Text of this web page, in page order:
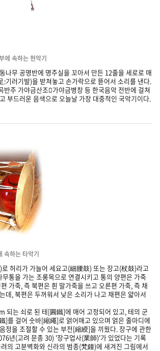
에 속하는 현악기
나무 공명반에 명주실을 꼬아서 만든 12줄을 세로로 매
:기러기발)을 받쳐놓고 손가락으로 뜯어서 소리를 낸다.
반주 가야금산조가야금병창 등 한국음악 전반에 걸쳐
부드러운 음색으로 오늘날 가장 대중적인 국악기이다.
속하는 타악기
허리가 가늘어 세요고(細腰鼓) 또는 장고(杖鼓)라고
통을 가는 조롱목으로 연결시키고 통의 양편은 가죽
가죽, 즉 북편은 흰 말가죽을 쓰고 오른편 가죽, 즉 채
데, 북편은 두꺼워서 낮은 소리가 나고 채편은 얇아서
되는 쇠로 된 테[圓鐵]에 매어 고정되어 있고, 테의 군
]를 걸어 숫바[縮繩]로 얽어매고 있으며 얽은 줄마디에
정을 조절할 수 있는 부전[縮綬]을 끼웠다. 장구에 관한
년(고려 문종 30) '장구업사(業師)'가 있었다는 기록
의 고분벽화와 신라의 범종(梵鐘)에 새겨진 그림에서